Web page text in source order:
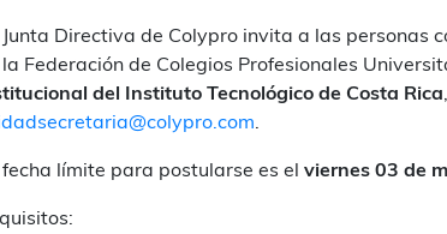
Junta Directiva de Colypro invita a las personas
Federación de Colegios Profesionales
del Instituto Tecnológico de Costa Rica
.
fecha límite para postularse es el viernes 03 de